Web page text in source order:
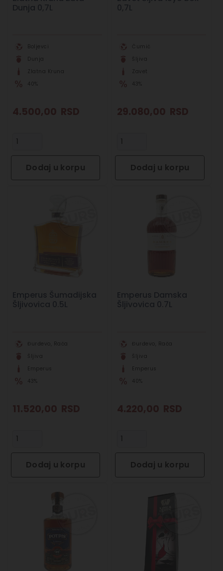
Dunja 0,7L
Boljevci
Dunja
Zlatna Kruna
40%
Dodaj u korpu
0,7L
Čumić
Šljiva
Zavet
43%
Dodaj u korpu
Emperus Šumadijska
Šljivovica 0.5L
Đurđevo, Rača
Šljiva
Emperus
43%
Dodaj u korpu
Emperus Damska
Šljivovica 0.7L
Đurđevo, Rača
Šljiva
Emperus
40%
Dodaj u korpu